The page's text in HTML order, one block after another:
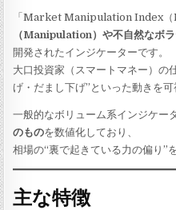
「Market Manipulation Index（
（Manipulation）や不自然なボ
開発されたインジケーターです。
大口投資家（スマートマネー）の
げ・だまし下げ”といった動きを可
一般的なボリューム系インジケー
のものを数値化しており、
相場の“裏で起きている力の偏り”
主な特徴